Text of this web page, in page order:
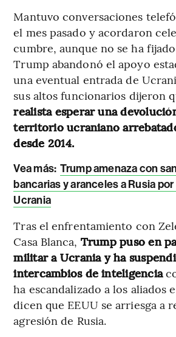
Mantuvo conversaciones
el mes pasado y acordaron
cumbre, aunque no se ha
Trump abandonó el apoyo
una eventual entrada de
sus altos funcionarios dijeron
realista esperar una
territorio ucraniano
desde 2014.
Vea más: Trump amenaza con
bancarias y aranceles a Rusia
Ucrania
Tras el enfrentamiento con
Casa Blanca, Trump puso en
militar a Ucrania y ha
intercambios de inteligencia
ha escandalizado a los aliados
dicen que EEUU se arriesga a
agresión de Rusia.